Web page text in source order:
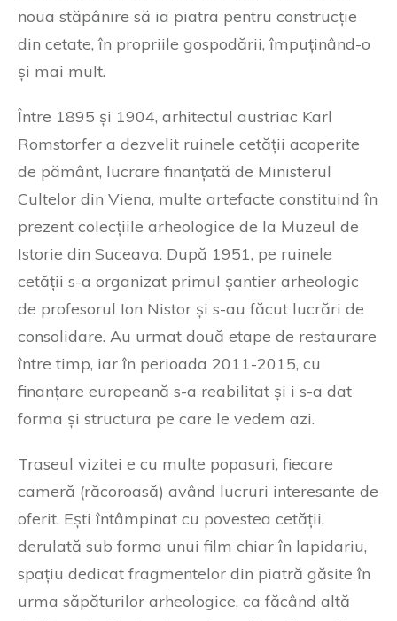
noua stăpânire să ia piatra pentru construcție
din cetate, în propriile gospodării, împuținând-o
și mai mult.
Între 1895 și 1904, arhitectul austriac Karl
Romstorfer a dezvelit ruinele cetății acoperite
de pământ, lucrare finanțată de Ministerul
Cultelor din Viena, multe artefacte constituind în
prezent colecțiile arheologice de la Muzeul de
Istorie din Suceava. După 1951, pe ruinele
cetății s-a organizat primul șantier arheologic
de profesorul Ion Nistor și s-au făcut lucrări de
consolidare. Au urmat două etape de restaurare
între timp, iar în perioada 2011-2015, cu
finanțare europeană s-a reabilitat și i s-a dat
forma și structura pe care le vedem azi.
Traseul vizitei e cu multe popasuri, fiecare
cameră (răcoroasă) având lucruri interesante de
oferit. Ești întâmpinat cu povestea cetății,
derulată sub forma unui film chiar în lapidariu,
spațiu dedicat fragmentelor din piatră găsite în
urma săpăturilor arheologice, ca făcând altă